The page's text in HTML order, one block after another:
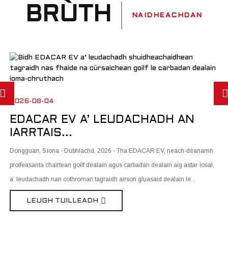
BRÙTH NAIDHEACHDAN
2026-08-04
EDACAR EV A’ LEUDACHADH AN
IARRTAIS...
Dongguan, Sìona - Dùbhlachd, 2026 - Tha EDACAR EV, neach-dèanamh
proifeasanta chairtean goilf dealain agus carbadan dealain aig astar ìosal,
a’ leudachadh nan cothroman tagraidh airson gluasaid dealain le...
LEUGH TUILLEADH